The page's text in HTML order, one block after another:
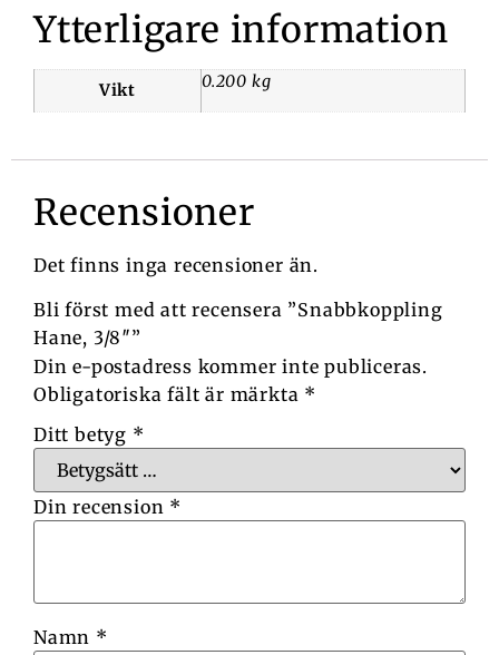
Ytterligare information
Vikt 0.200 kg
Recensioner
Det finns inga recensioner än.
Bli först med att recensera ”Snabbkoppling
Hane, 3/8″”
Din e-postadress kommer inte publiceras.
Obligatoriska fält är märkta *
Ditt betyg *
Din recension *
Namn *